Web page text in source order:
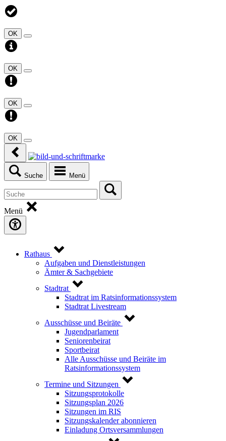
OK
OK
OK
OK
Suche Menü
Menü
Rathaus
Aufgaben und Dienstleistungen
Ämter & Sachgebiete
Stadtrat
Stadtrat im Ratsinformationssystem
Stadtrat Livestream
Ausschüsse und Beiräte
Jugendparlament
Seniorenbeirat
Sportbeirat
Alle Ausschüsse und Beiräte im
Ratsinformationssystem
Termine und Sitzungen
Sitzungsprotokolle
Sitzungsplan 2026
Sitzungen im RIS
Sitzungskalender abonnieren
Einladung Ortsversammlungen